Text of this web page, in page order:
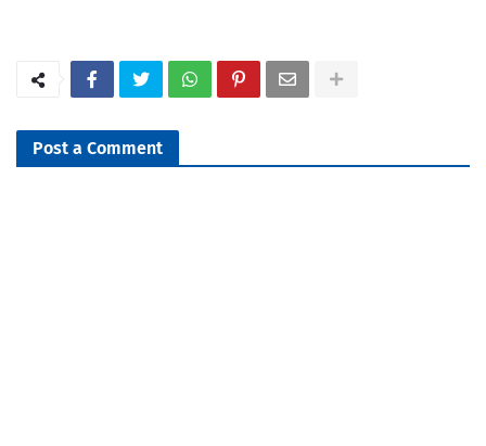
Post a Comment